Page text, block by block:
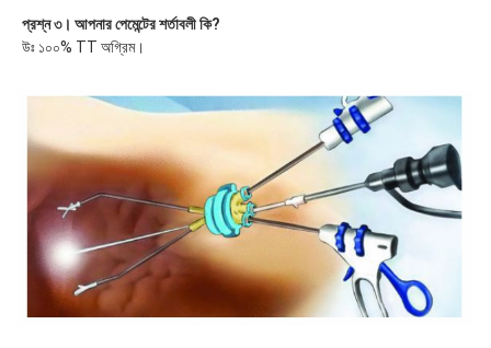
প্রশ্ন ৩। আপনার পেমেন্টের শর্তাবলী কি?
উঃ ১০০% TT অগ্রিম।